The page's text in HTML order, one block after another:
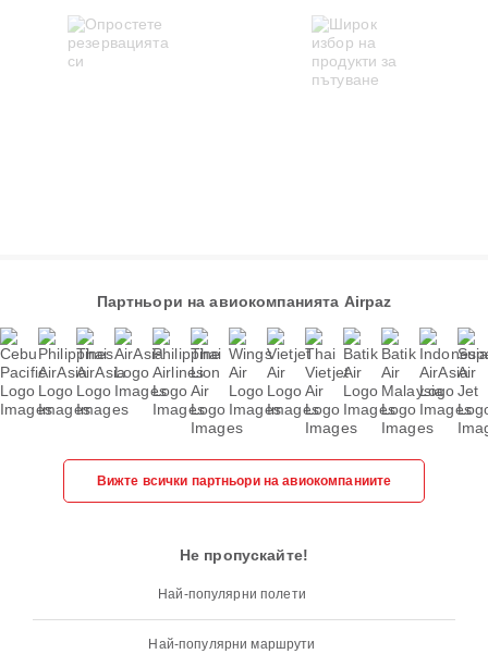
Партньори на авиокомпанията Airpaz
Вижте всички партньори на авиокомпаниите
Не пропускайте!
Най-популярни полети
Най-популярни маршрути